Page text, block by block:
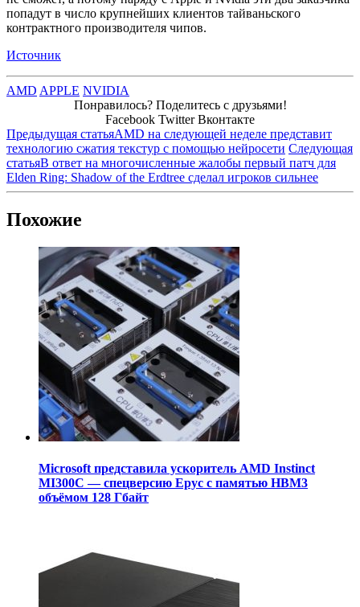
попадут в число крупнейших клиентов тайваньского
контрактного производителя чипов.
Источник
AMD APPLE NVIDIA
Понравилось? Поделитесь с друзьями!
Facebook Twitter Вконтакте
Предыдущая статьяAMD на следующей неделе представит
технологию сжатия текстур с помощью нейросети Следующая
статьяВ ответ на многочисленные жалобы первый патч для
Elden Ring: Shadow of the Erdtree сделал игроков сильнее
Похожие
Microsoft представила ускоритель AMD Instinct
MI300C — спецверсию Epyc с памятью HBM3
объёмом 128 Гбайт